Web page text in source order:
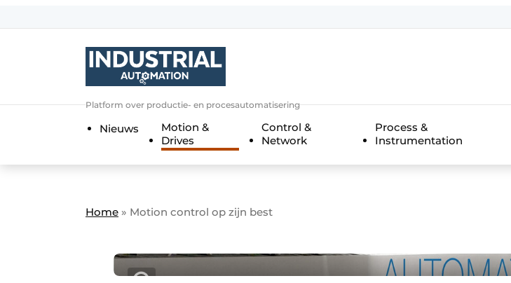
Algemene voorwaarden
Contact
Direct contact
Evenement aanmelden
Meest gelezen
Platform over productie- en procesautomatisering
Nieuws
Motion &
Drives
Control &
Network
Process &
Instrumentation
Home » Motion control op zijn best